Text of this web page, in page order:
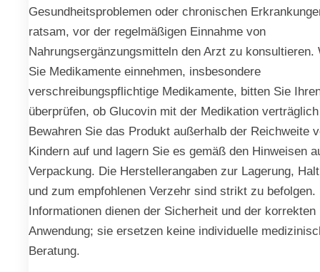
Gesundheitsproblemen oder chronischen
ratsam, vor der regelmäßigen Einnahme von
Nahrungsergänzungsmitteln den Arzt zu konsultieren.
Sie Medikamente einnehmen, insbesondere
verschreibungspflichtige Medikamente, bitten Sie
überprüfen, ob Glucovin mit der Medikation
Bewahren Sie das Produkt außerhalb der Reichweite
Kindern auf und lagern Sie es gemäß den Hinweisen
Verpackung. Die Herstellerangaben zur Lagerung,
und zum empfohlenen Verzehr sind strikt zu befolgen.
Informationen dienen der Sicherheit und der korrekten
Anwendung; sie ersetzen keine individuelle
Beratung.